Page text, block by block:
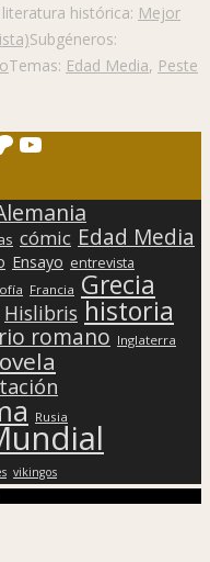
histórica: Mejor
Subgéneros:
Temas: Edad Media, Peste
YouTube
cómic Edad Media
Ensayo entrevista
Francia Grecia
Hislibris historia
romano Inglaterra
Rusia
vikingos